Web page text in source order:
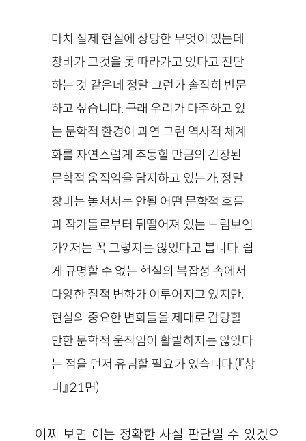
마치 실제 현실에 상당한 무엇이 있는데
창비가 그것을 못 따라가고 있다고 진단
하는 것 같은데 정말 그런가 솔직히 반문
하고 싶습니다. 근래 우리가 마주하고 있
는 문학적 환경이 과연 그런 역사적 체계
화를 자연스럽게 추동할 만큼의 긴장된
문학적 움직임을 담지하고 있는가, 정말
창비는 놓쳐서는 안될 어떤 문학적 흐름
과 작가들로부터 뒤떨어져 있는 느림보인
가? 저는 꼭 그렇지는 않았다고 봅니다. 쉽
게 규명할 수 없는 현실의 복잡성 속에서
다양한 질적 변화가 이루어지고 있지만,
현실의 중요한 변화들을 제대로 감당할
만한 문학적 움직임이 활발하지는 않았다
는 점을 먼저 유념할 필요가 있습니다.(『창
비』 21면)
어찌 보면 이는 정확한 사실 판단일 수 있겠으